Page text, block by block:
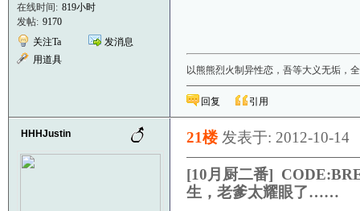
在线时间: 819小时
发帖: 9170
关注Ta
发消息
用道具
以熊熊烈火制异性恋，吾等大义无垢，
回复 引用
HHHJustin 21楼 发表于: 2012-10-14
[10月厨二番]
生，老爹太耀眼了……